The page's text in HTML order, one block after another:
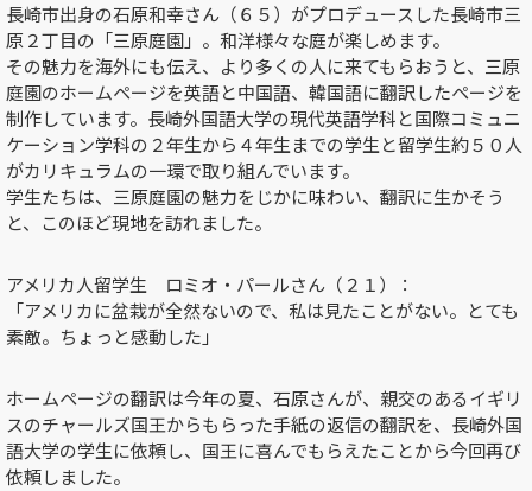
長崎市出身の石原和幸さん（６５）がプロデュースした長崎市三
原２丁目の「三原庭園」。和洋様々な庭が楽しめます。
その魅力を海外にも伝え、より多くの人に来てもらおうと、三原
庭園のホームページを英語と中国語、韓国語に翻訳したページを
制作しています。長崎外国語大学の現代英語学科と国際コミュニ
ケーション学科の２年生から４年生までの学生と留学生約５０人
がカリキュラムの一環で取り組んでいます。
学生たちは、三原庭園の魅力をじかに味わい、翻訳に生かそう
と、このほど現地を訪れました。
アメリカ人留学生 ロミオ・パールさん（２１）：
「アメリカに盆栽が全然ないので、私は見たことがない。とても
素敵。ちょっと感動した」
ホームページの翻訳は今年の夏、石原さんが、親交のあるイギリ
スのチャールズ国王からもらった手紙の返信の翻訳を、長崎外国
語大学の学生に依頼し、国王に喜んでもらえたことから今回再び
依頼しました。